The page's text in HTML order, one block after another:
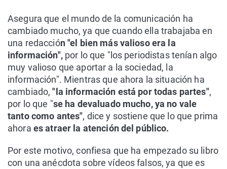
Asegura que el mundo de la comunicación ha
cambiado mucho, ya que cuando ella trabajaba en
una redacción "el bien más valioso era la
información", por lo que "los periodistas tenían algo
muy valioso que aportar a la sociedad, la
información". Mientras que ahora la situación ha
cambiado, "la información está por todas partes",
por lo que "se ha devaluado mucho, ya no vale
tanto como antes", dice y sostiene que lo que prima
ahora es atraer la atención del público.
Por este motivo, confiesa que ha empezado su libro
con una anécdota sobre vídeos falsos, ya que es